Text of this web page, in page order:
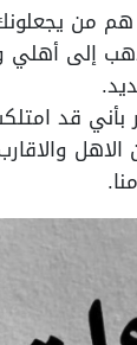
هم من
إلى
بأني قد